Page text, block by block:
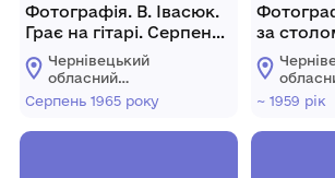
Фотографія. В. Івасюк.
Грає на гітарі. Серпень
1964 року.
Чернівецький
обласний
меморіальний музей
Володимира Івасюка
Серпень 1965 року
за
1959 рік.
~ 1959 рік